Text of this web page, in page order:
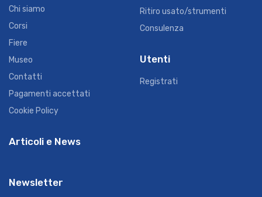
Chi siamo
Corsi
Fiere
Museo
Contatti
Pagamenti accettati
Cookie Policy
Ritiro usato/strumenti
Consulenza
Utenti
Registrati
Articoli e News
Newsletter